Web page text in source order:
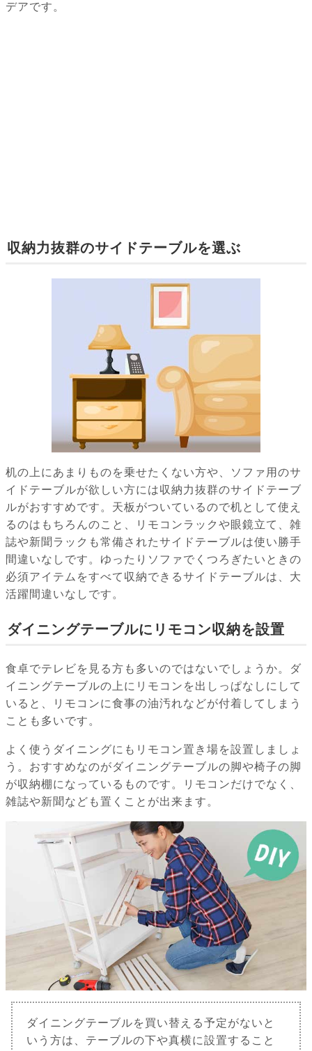
デアです。
収納力抜群のサイドテーブルを選ぶ
机の上にあまりものを乗せたくない方や、ソファ用のサ
イドテーブルが欲しい方には収納力抜群のサイドテーブ
ルがおすすめです。天板がついているので机として使え
るのはもちろんのこと、リモコンラックや眼鏡立て、雑
誌や新聞ラックも常備されたサイドテーブルは使い勝手
間違いなしです。ゆったりソファでくつろぎたいときの
必須アイテムをすべて収納できるサイドテーブルは、大
活躍間違いなしです。
ダイニングテーブルにリモコン収納を設置
食卓でテレビを見る方も多いのではないでしょうか。ダ
イニングテーブルの上にリモコンを出しっぱなしにして
いると、リモコンに食事の油汚れなどが付着してしまう
ことも多いです。
よく使うダイニングにもリモコン置き場を設置しましょ
う。おすすめなのがダイニングテーブルの脚や椅子の脚
が収納棚になっているものです。リモコンだけでなく、
雑誌や新聞なども置くことが出来ます。
ダイニングテーブルを買い替える予定がないと
いう方は、テーブルの下や真横に設置すること